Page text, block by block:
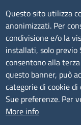
Contatti
Sede Legale di
tel. 0773/6721
Sede di
tel. 0775/2751
Pec
Ufficio relazioni
Questo sito utilizza
anonimizzati. Per
condivisione e/o la
installati, solo previo
consentono alla
questo banner, può
categorie di cookie
Sue preferenze. Per
More info